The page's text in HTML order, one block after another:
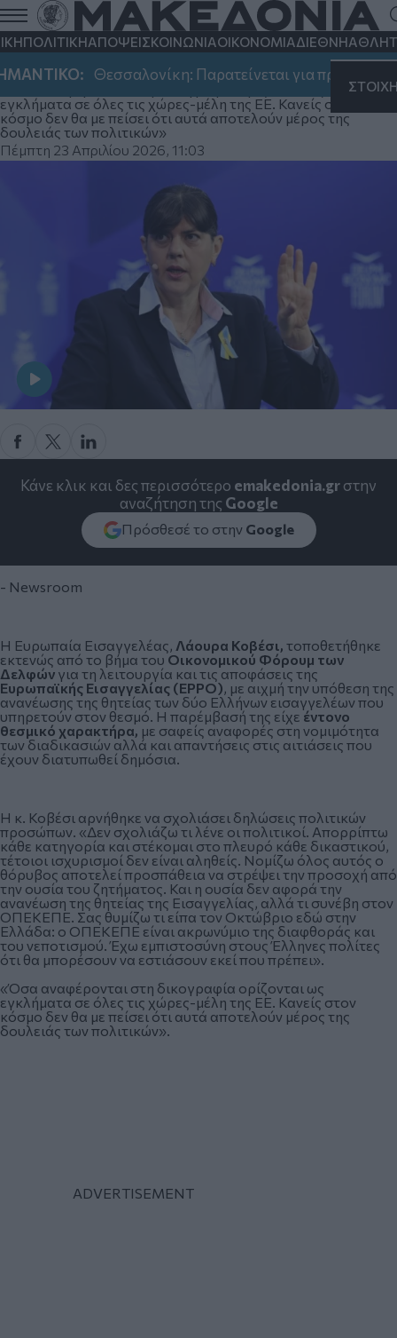
ΠΟΛΙΤΙΚΗΑΠΟΨΕΙΣΚΟΙΝΩΝΙΑΟΙΚΟΝΟΜΙΑΔΙΕΘΝΗ
Θεσσαλονίκη: Παρατείνεται για πρώτη φορά
Κοβέσι από Δελφούς: «Ο ΟΠΕΚΕΠΕ
είναι ακρωνύμιο της διαφθοράς και του
νεποτισμού» (βίντεο)
εγκλήματα σε όλες τις χώρες-μέλη της ΕΕ. Κανείς στον
κόσμο δεν θα με πείσει ότι αυτά αποτελούν μέρος της
δουλειάς των πολιτικών»
Πέμπτη 23 Απριλίου 2026, 11:03
Κάνε κλικ και δες περισσότερο emakedonia.grστην
αναζήτηση της Google
Πρόσθεσέ το στην Google
- Newsroom
Η Ευρωπαία Εισαγγελέας, Λάουρα Κοβέσι, τοποθετήθηκε
εκτενώς από το βήμα τουΟικονομικού Φόρουμ των
Δελφών για τη λειτουργία και τις αποφάσεις της
Ευρωπαϊκής Εισαγγελίας (EPPO), με αιχμή την υπόθεση της
ανανέωσης της θητείας των δύο Ελλήνων εισαγγελέων που
υπηρετούν στον θεσμό. Η παρέμβασή της είχε έντονο
θεσμικό χαρακτήρα, με σαφείς αναφορές στη νομιμότητα
των διαδικασιών αλλά και απαντήσεις στις αιτιάσεις που
έχουν διατυπωθεί δημόσια.
Η κ. Κοβέσι αρνήθηκε να σχολιάσει δηλώσεις πολιτικών
προσώπων. «Δεν σχολιάζω τι λένε οι πολιτικοί. Απορρίπτω
κάθε κατηγορία και στέκομαι στο πλευρό κάθε δικαστικού,
τέτοιοι ισχυρισμοί δεν είναι αληθείς. Νομίζω όλος αυτός ο
θόρυβος αποτελεί προσπάθεια να στρέψει την προσοχή από
την ουσία του ζητήματος. Και η ουσία δεν αφορά την
ανανέωση της θητείας της Εισαγγελίας, αλλά τι συνέβη στον
ΟΠΕΚΕΠΕ. Σας θυμίζω τι είπα τον Οκτώβριο εδώ στην
Ελλάδα: ο ΟΠΕΚΕΠΕ είναι ακρωνύμιο της διαφθοράς και
του νεποτισμού. Έχω εμπιστοσύνη στους Έλληνες πολίτες
ότι θα μπορέσουν να εστιάσουν εκεί που πρέπει».
«Όσα αναφέρονται στη δικογραφία ορίζονται ως
εγκλήματα σε όλες τις χώρες-μέλη της ΕΕ. Κανείς στον
κόσμο δεν θα με πείσει ότι αυτά αποτελούν μέρος της
δουλειάς των πολιτικών».